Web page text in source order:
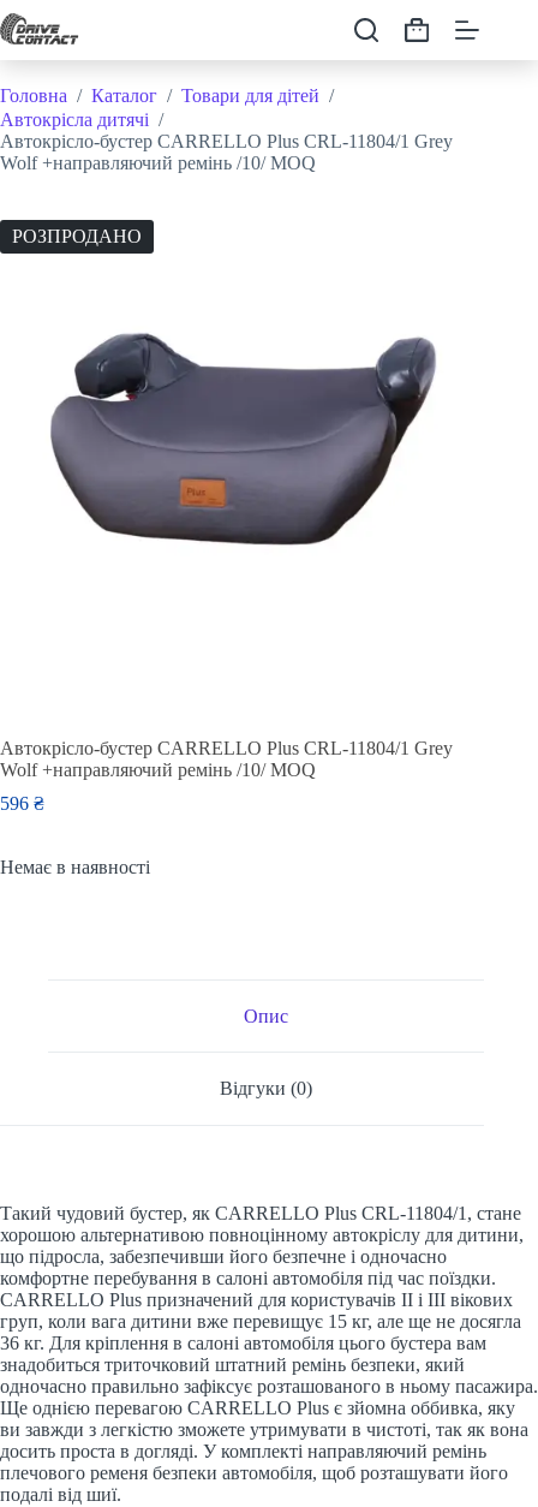
Перейти
до
Кошик
Головна / Каталог / Товари для дітей /
Автокрісла дитячі /
Автокрісло-бустер CARRELLO Plus CRL-11804/1 Grey
Wolf +направляючий ремінь /10/ MOQ
РОЗПРОДАНО
Автокрісло-бустер CARRELLO Plus CRL-11804/1 Grey
Wolf +направляючий ремінь /10/ MOQ
596 ₴
Немає в наявності
Опис
Відгуки (0)
Такий чудовий бустер, як CARRELLO Plus CRL-11804/1, стане
хорошою альтернативою повноцінному автокріслу для дитини,
що підросла, забезпечивши його безпечне і одночасно
комфортне перебування в салоні автомобіля під час поїздки.
CARRELLO Plus призначений для користувачів ІІ і ІІІ вікових
груп, коли вага дитини вже перевищує 15 кг, але ще не досягла
36 кг. Для кріплення в салоні автомобіля цього бустера вам
знадобиться триточковий штатний ремінь безпеки, який
одночасно правильно зафіксує розташованого в ньому пасажира.
Ще однією перевагою CARRELLO Plus є зйомна оббивка, яку
ви завжди з легкістю зможете утримувати в чистоті, так як вона
досить проста в догляді. У комплекті направляючий ремінь
плечового ременя безпеки автомобіля, щоб розташувати його
подалі від шиї.